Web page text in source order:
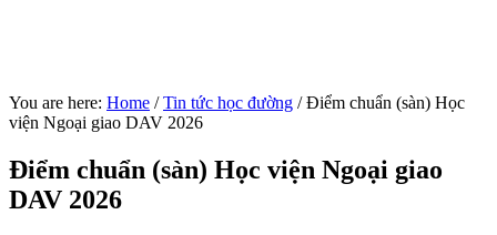
You are here: Home / Tin tức học đường /Điểm chuẩn (sàn) Học
viện Ngoại giao DAV 2026
Điểm chuẩn (sàn) Học viện Ngoại giao
DAV 2026